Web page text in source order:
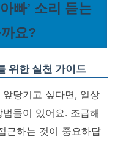
빠’ 소리 듣는
요?
위한 실천 가이드
당기고 싶다면, 일상
들이 있어요. 조급해
근하는 것이 중요하답